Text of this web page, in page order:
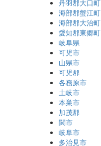
丹羽郡大口町
海部郡蟹江町
海部郡大治町
愛知郡東郷町
岐阜県
可児市
山県市
可児郡
各務原市
土岐市
本巣市
加茂郡
関市
岐阜市
多治見市